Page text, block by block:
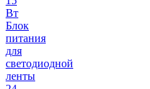
Вт
Блок
питания
для
светодиодной
ленты